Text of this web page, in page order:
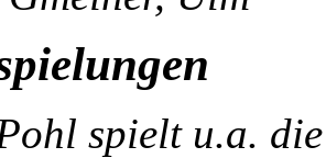
spielt u.a.